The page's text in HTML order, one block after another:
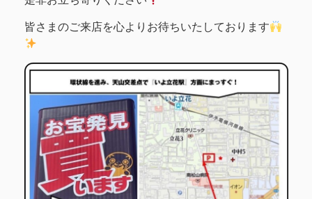
皆さまのご来店を心よりお待ちいたしております